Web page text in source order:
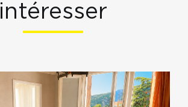
intéresser